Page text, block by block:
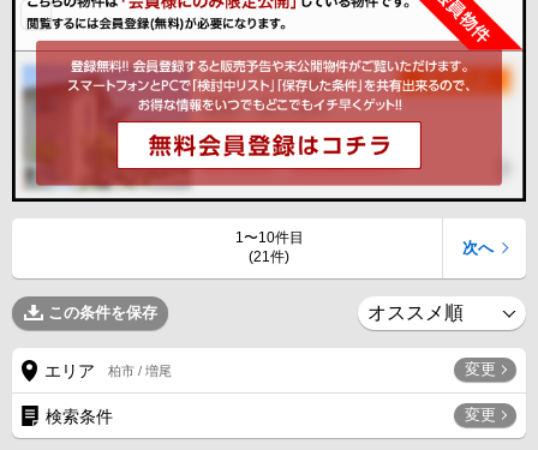
1〜10件目
(21件)
次へ
この条件を保存
エリア 柏市 / 増尾 変更
検索条件 変更